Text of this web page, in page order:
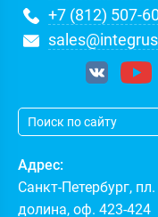
+7 (812) 507-
Адрес:
Санкт-Петербург,
долина, оф. 423-424